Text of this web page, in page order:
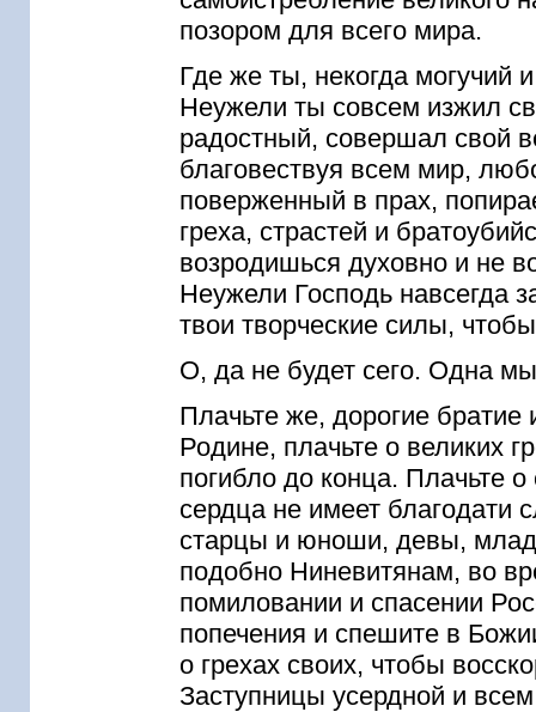
позором для всего мира.
Где же ты, некогда могучий
Неужели ты совсем изжил
радостный, совершал свой
благовествуя всем мир,
поверженный в прах,
греха, страстей и
возродишься духовно и не
Неужели Господь навсегда
твои творческие силы,
О, да не будет сего. Одна
Плачьте же, дорогие
Родине, плачьте о великих
погибло до конца. Плачьте
сердца не имеет благодати
старцы и юноши, девы,
подобно Ниневитянам, во
помиловании и спасении
попечения и спешите в
о грехах своих, чтобы
Заступницы усердной и